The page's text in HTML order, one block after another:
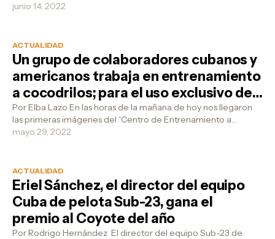
a ver a sus conciert...
junio 14, 2022
ACTUALIDAD
Un grupo de colaboradores cubanos y
americanos trabaja en entrenamiento
a cocodrilos; para el uso exclusivo de
cubanos en el Rio Bravo
Por Elba Lazo En las horas de la mañana de hoy nos llegaron
las primeras imágenes del “Centro de Entrenamiento a
Cocodrilos”, ubicado en e...
mayo 29, 2022
ACTUALIDAD
Eriel Sánchez, el director del equipo
Cuba de pelota Sub-23, gana el
premio al Coyote del año
Por Rodrigo Hernández El director del equipo Sub-23 de